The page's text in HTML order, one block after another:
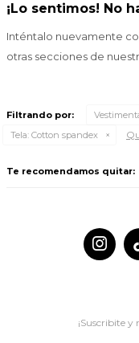
¡Lo sentimos! No
Inténtalo nuevamente
otras secciones de
Filtrando por:
Tela: Cotton spandex
Te recomendamos quitar:

¡Suscribite y